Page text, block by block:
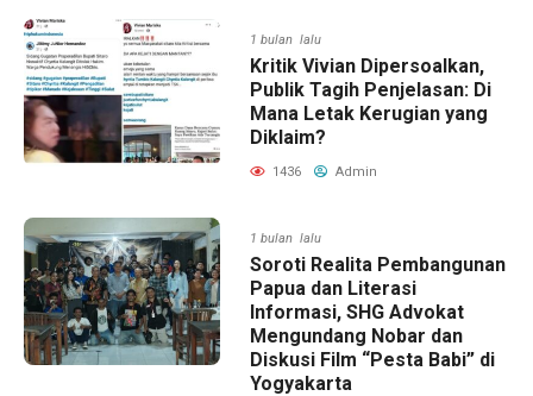
1 bulan lalu
Kritik Vivian Dipersoalkan,
Publik Tagih Penjelasan: Di
Mana Letak Kerugian yang
Diklaim?
1436 Admin
1 bulan lalu
Soroti Realita Pembangunan
Papua dan Literasi
Informasi, SHG Advokat
Mengundang Nobar dan
Diskusi Film “Pesta Babi” di
Yogyakarta